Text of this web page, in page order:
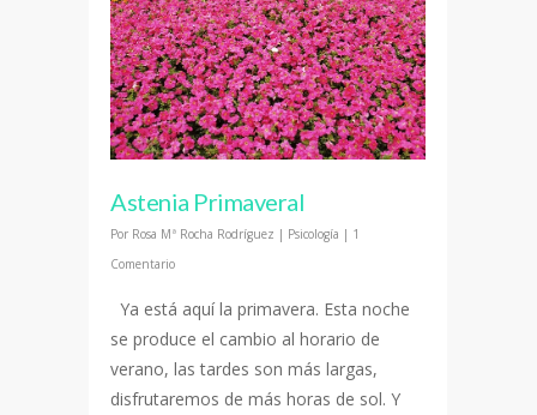
Astenia Primaveral
Por Rosa Mª Rocha Rodríguez | Psicología | 1
Comentario
Ya está aquí la primavera. Esta noche
se produce el cambio al horario de
verano, las tardes son más largas,
disfrutaremos de más horas de sol. Y